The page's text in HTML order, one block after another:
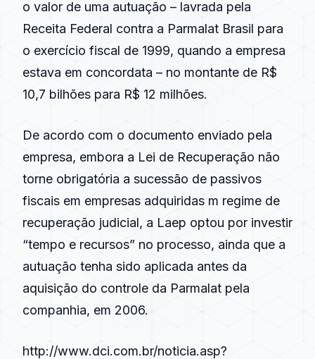
o valor de uma autuação – lavrada pela
Receita Federal contra a Parmalat Brasil para
o exercício fiscal de 1999, quando a empresa
estava em concordata – no montante de R$
10,7 bilhões para R$ 12 milhões.
De acordo com o documento enviado pela
empresa, embora a Lei de Recuperação não
torne obrigatória a sucessão de passivos
fiscais em empresas adquiridas m regime de
recuperação judicial, a Laep optou por investir
“tempo e recursos” no processo, ainda que a
autuação tenha sido aplicada antes da
aquisição do controle da Parmalat pela
companhia, em 2006.
http://www.dci.com.br/noticia.asp?